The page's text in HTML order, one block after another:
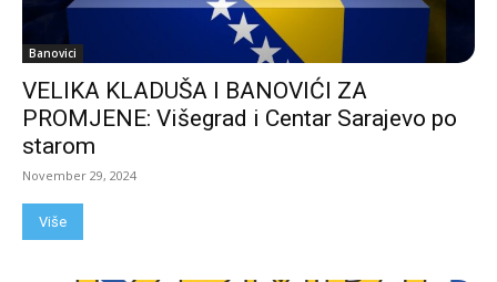
Banovici
VELIKA KLADUŠA I BANOVIĆI ZA
PROMJENE: Višegrad i Centar Sarajevo po
starom
November 29, 2024
Više